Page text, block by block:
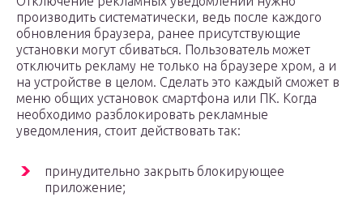
производить систематически, ведь после каждого
обновления браузера, ранее присутствующие
установки могут сбиваться. Пользователь может
отключить рекламу не только на браузере хром, а и
на устройстве в целом. Сделать это каждый сможет в
меню общих установок смартфона или ПК. Когда
необходимо разблокировать рекламные
уведомления, стоит действовать так:
принудительно закрыть блокирующее
приложение;